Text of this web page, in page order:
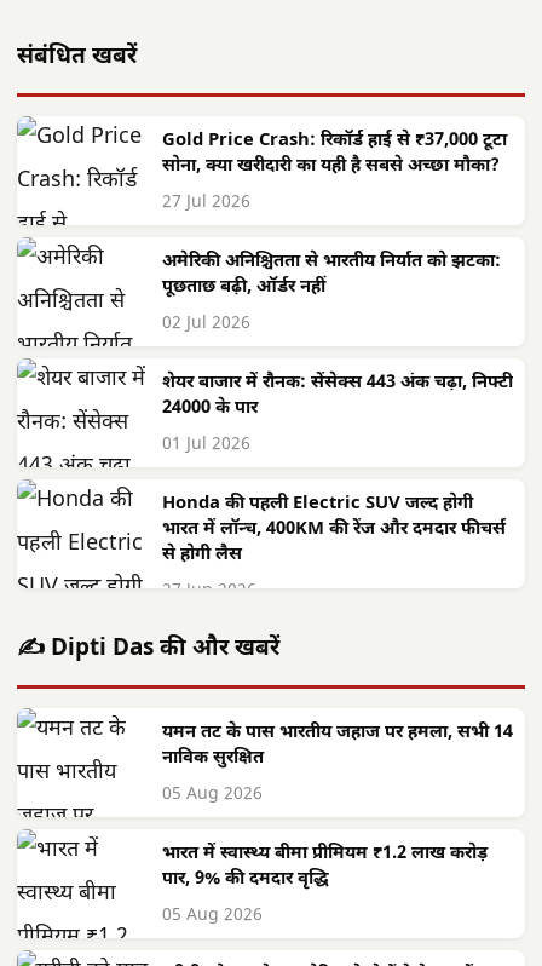
संबंधित खबरें
Gold Price Crash: रिकॉर्ड हाई से ₹37,000 टूटा
सोना, क्या खरीदारी का यही है सबसे अच्छा मौका?
27 Jul 2026
अमेरिकी अनिश्चितता से भारतीय निर्यात को झटका:
पूछताछ बढ़ी, ऑर्डर नहीं
02 Jul 2026
शेयर बाजार में रौनक: सेंसेक्स 443 अंक चढ़ा, निफ्टी
24000 के पार
01 Jul 2026
Honda की पहली Electric SUV जल्द होगी
भारत में लॉन्च, 400KM की रेंज और दमदार फीचर्स
से होगी लैस
27 Jun 2026
✍️ Dipti Das की और खबरें
यमन तट के पास भारतीय जहाज पर हमला, सभी 14
नाविक सुरक्षित
05 Aug 2026
भारत में स्वास्थ्य बीमा प्रीमियम ₹1.2 लाख करोड़
पार, 9% की दमदार वृद्धि
05 Aug 2026